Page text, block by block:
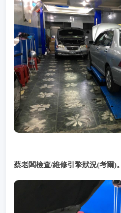
蔡老闆檢查/維修引擎狀況(考爾)。